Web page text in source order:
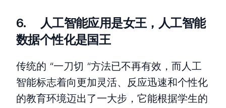
6. 人工智能应用是女王，人工智能
数据个性化是国王
传统的 “一刀切 “方法已不再有效，而人工
智能标志着向更加灵活、反应迅速和个性化
的教育环境迈出了一大步，它能根据学生的